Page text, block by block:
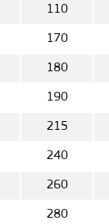
110
170
180
190
215
240
260
280